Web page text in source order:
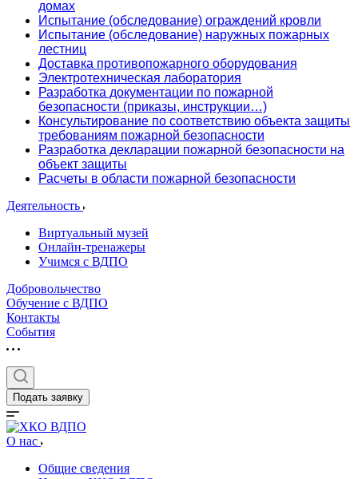
домах
Испытание (обследование) ограждений кровли
Испытание (обследование) наружных пожарных
лестниц
Доставка противопожарного оборудования
Электротехническая лаборатория
Разработка документации по пожарной
безопасности (приказы, инструкции…)
Консультирование по соответствию объекта защиты
требованиям пожарной безопасности
Разработка декларации пожарной безопасности на
объект защиты
Расчеты в области пожарной безопасности
Деятельность
Виртуальный музей
Онлайн-тренажеры
Учимся с ВДПО
Добровольчество
Обучение с ВДПО
Контакты
События
Подать заявку
О нас
Общие сведения